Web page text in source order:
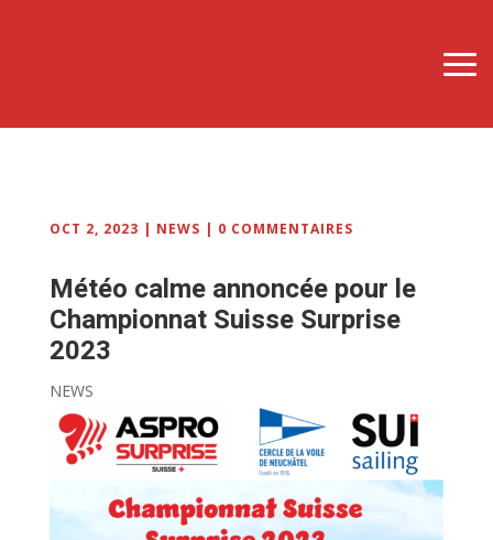
OCT 2, 2023 | NEWS | 0 COMMENTAIRES
Météo calme annoncée pour le
Championnat Suisse Surprise
2023
NEWS